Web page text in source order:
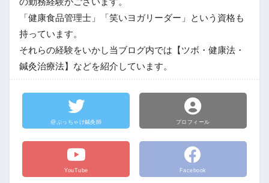
「健康食品管理士」「笑いヨガリーダー」という資格も
持っています。
それらの経験をいかし当ブログ内では【ツボ・健康法・
鍼灸治療法】などを紹介しています。
@ぶっちゃけ鍼灸師 プロフィール
YouTube Facebook